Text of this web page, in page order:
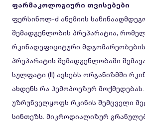
ფარმაკოლოგიური თვისებები
ფერსინოლ-ძ ანემიის
შემადგენლობის პრეპარატია,
რკინადეფიციტური
პრეპარატის შემადგენლობაში
სულფატი (II) ავსებს ორგანიზმში
ახდენს რა ჰემოპოეზურ
უზრუნველყოფს რკინის შემცველი
სინთეზს. მიკროდიალიზურ